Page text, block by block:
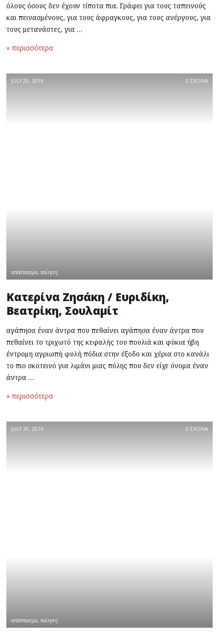
όλους όσους δεν έχουν τίποτα πια. Γράφει για τους ταπεινούς
και πεινασμένους, για τους άφραγκους, για τους ανέργους, για
τους μετανάστες, για …
» περισσότερα
JULY 29, 2019 0 ΣΧΟΛΙΑ
απόσπασμα,ποίηση
Κατερίνα Ζησάκη / Ευριδίκη,
Βεατρίκη, Σουλαμίτ
αγάπησα έναν άντρα που πεθαίνει αγάπησα έναν άντρα που
πεθαίνει το τριχωτό της κεφαλής του πουλιά και φύκια ήβη
έντρομη αγριωπή φυλή πόδια στην έξοδο και χέρια στο κανάλι
το πιο σκοτεινό για λιμάνι μιας πόλης που δεν είχε όνομα έναν
άντρα …
» περισσότερα
JULY 20, 2019 0 ΣΧΟΛΙΑ
απόσπασμα,ποίηση